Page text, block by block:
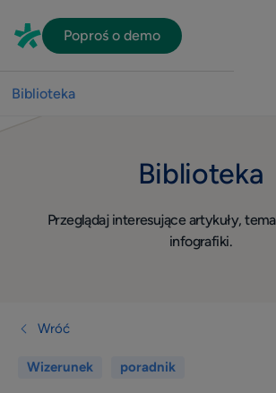
Poproś o demo
Biblioteka
Przeglądaj interesujące artykuły,
infografiki.
Biblioteka
Usprawnienie pracy gabinetu
Wizerunek
Dla lekarza
Quiz
Wróć
Wizerunek poradnik